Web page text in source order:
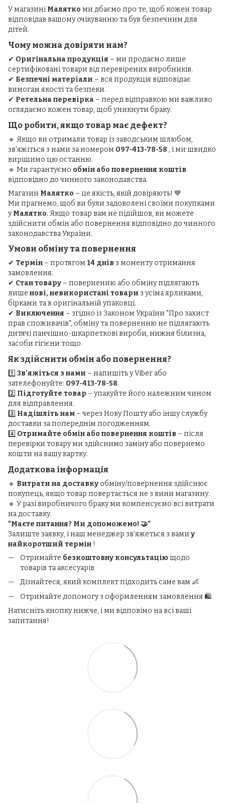
У магазині Малятко ми дбаємо про те, щоб кожен товар
відповідав вашому очікуванню та був безпечним для
дітей.
Чому можна довіряти нам?
✔ Оригінальна продукція – ми продаємо лише
сертифіковані товари від перевірених виробників.
✔ Безпечні матеріали – вся продукція відповідає
вимогам якості та безпеки.
✔ Ретельна перевірка – перед відправкою ми важливо
оглядаємо кожен товар, щоб уникнути браку.
Що робити, якщо товар має дефект?
🔹 Якщо ви отримали товар із заводським шлюбом,
зв'яжіться з нами за номером 097-413-78-58 , і ми швидко
вирішимо цю останню.
🔹 Ми гарантуємо обмін або повернення коштів
відповідно до чинного законодавства.
Магазин Малятко – це якість, якій довіряють! 💙
Ми прагнемо, щоб ви були задоволені своїми покупками
уМалятко. Якщо товар вам не підійшов, ви можете
здійснити обмін або повернення відповідно до чинного
законодавства України.
Умови обміну та повернення
✔ Термін – протягом 14 днів з моменту отримання
замовлення.
✔ Стан товару – поверненню або обміну підлягають
лише нові, невикористані товари з усіма ярликами,
бірками та в оригінальній упаковці.
✔ Виключення – згідно із Законом України "Про захист
прав споживачів", обміну та поверненню не підлягають
дитячі панчішно-шкарпеткові вироби, нижня білизна,
засоби гігієни тощо.
Як здійснити обмін або повернення?
1️⃣ Зв’яжіться з нами – напишіть у Viber або
зателефонуйте: 097-413-78-58.
2️⃣ Підготуйте товар – упакуйте його належним чином
для відправлення.
3️⃣ Надішліть нам – через Нову Пошту або іншу службу
доставки за попереднім погодженням.
4️⃣ Отримайте обмін або повернення коштів – після
перевірки товару ми здійснимо заміну або повернемо
кошти на вашу картку.
Додаткова інформація
🔹 Витрати на доставкуобміну/повернення здійснює
покупець, якщо товар повертається не з вини магазину.
🔹 У разі виробничого браку ми компенсуємо всі витрати
на доставку.
"Маєте питання? Ми допоможемо! 🤝"
Залиште заявку, і наш менеджер зв’яжеться з вами у
найкоротший термін !
Отримайте безкоштовну консультацію щодо
товарів та аксесуарів
Дізнайтеся, який комплект підходить саме вам 👶
Отримайте допомогу з оформленням замовлення 🛍️
Натисніть кнопку нижче, і ми відповімо на всі ваші
запитання!